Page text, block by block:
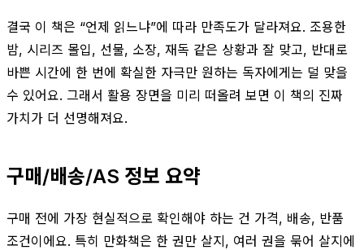
결국 이 책은 “언제 읽느냐”에 따라 만족도가 달라져요. 조용한
밤, 시리즈 몰입, 선물, 소장, 재독 같은 상황과 잘 맞고, 반대로
바쁜 시간에 한 번에 확실한 자극만 원하는 독자에게는 덜 맞을
수 있어요. 그래서 활용 장면을 미리 떠올려 보면 이 책의 진짜
가치가 더 선명해져요.
구매/배송/AS 정보 요약
구매 전에 가장 현실적으로 확인해야 하는 건 가격, 배송, 반품
조건이에요. 특히 만화책은 한 권만 살지, 여러 권을 묶어 살지에